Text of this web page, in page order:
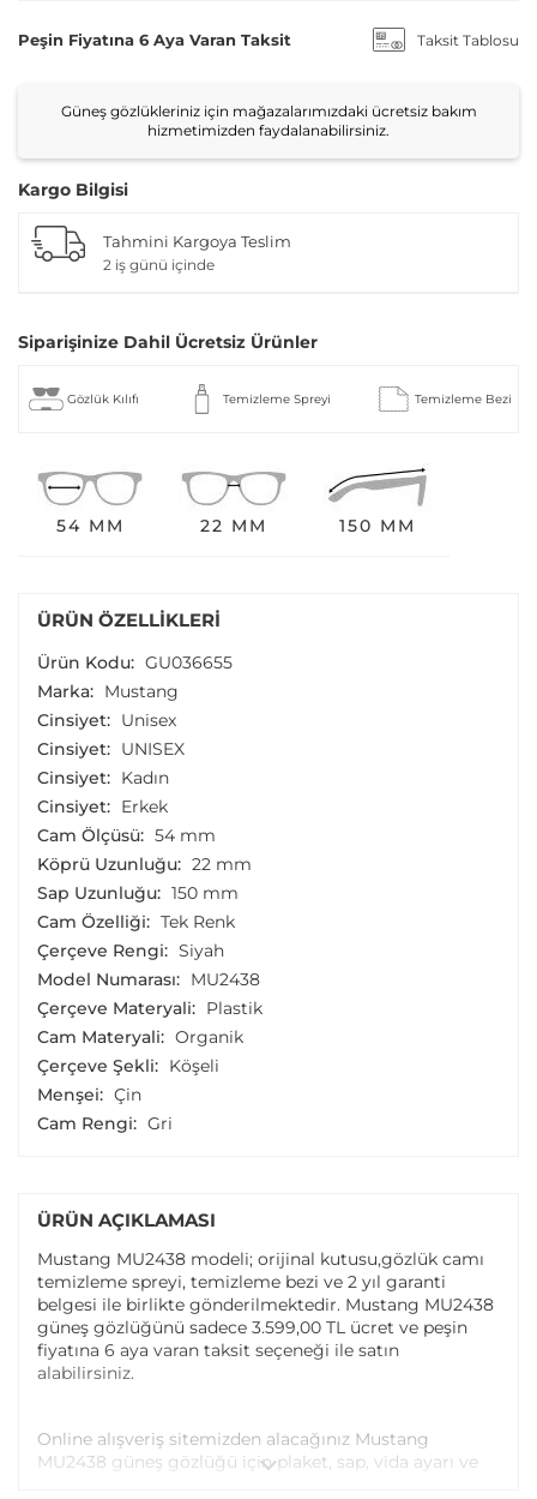
Peşin Fiyatına 6 Aya Varan Taksit Taksit Tablosu
Güneş gözlükleriniz için mağazalarımızdaki ücretsiz bakım
hizmetimizden faydalanabilirsiniz.
Kargo Bilgisi
Tahmini Kargoya Teslim
2 iş günü içinde
Siparişinize Dahil Ücretsiz Ürünler
Gözlük Kılıfı Temizleme Spreyi Temizleme Bezi
54 MM 22 MM 150 MM
ÜRÜN AÇIKLAMASI
Mustang MU2438 modeli; orijinal kutusu,gözlük camı
temizleme spreyi, temizleme bezi ve 2 yıl garanti
belgesi ile birlikte gönderilmektedir. Mustang MU2438
güneş gözlüğünü sadece 3.599,00 TL ücret ve peşin
fiyatına 6 aya varan taksit seçeneği ile satın
alabilirsiniz.
Online alışveriş sitemizden alacağınız Mustang
MU2438 güneş gözlüğü için plaket, sap, vida ayarı ve
ÜRÜN ÖZELLIKLERI
Ürün Kodu: GU036655
Marka: Mustang
Cinsiyet: Unisex
Cinsiyet: UNISEX
Cinsiyet: Kadın
Cinsiyet: Erkek
Cam Ölçüsü: 54 mm
Köprü Uzunluğu: 22 mm
Sap Uzunluğu: 150 mm
Cam Özelliği: Tek Renk
Çerçeve Rengi: Siyah
Model Numarası: MU2438
Çerçeve Materyali: Plastik
Cam Materyali: Organik
Çerçeve Şekli: Köşeli
Menşei: Çin
Cam Rengi: Gri